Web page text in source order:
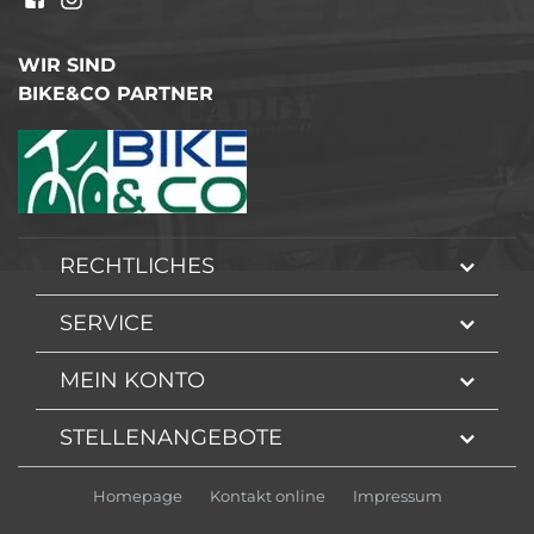
WIR SIND
BIKE&CO PARTNER
RECHTLICHES
SERVICE
MEIN KONTO
STELLENANGEBOTE
Homepage Kontakt online Impressum